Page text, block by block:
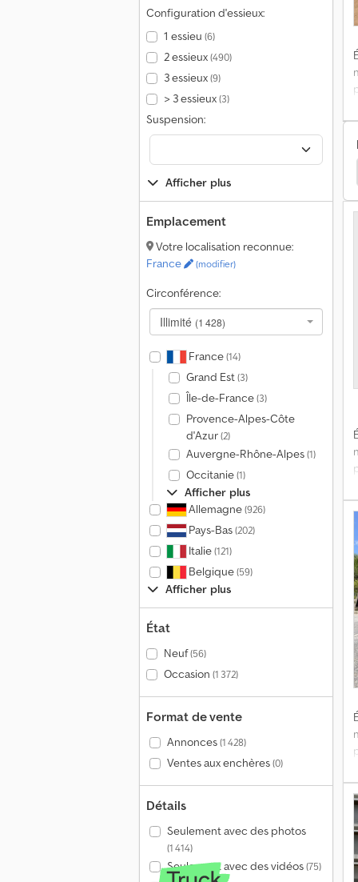
Configuration d'essieux:
1 essieu (6)
2 essieux(490)
3 essieux(9)
> 3 essieux(3)
Suspension:
Afficher plus
Emplacement
Votre localisation reconnue:
France
(modifier)
Circonférence:
Illimité (1 428)
France(14)
Grand Est(3)
Île-de-France(3)
Provence-Alpes-Côte
d'Azur(2)
Auvergne-Rhône-Alpes(1)
Occitanie(1)
Afficher plus
Allemagne(926)
Pays-Bas(202)
Italie(121)
Belgique(59)
Afficher plus
État
Neuf(56)
Occasion (1 372)
Format de vente
Annonces(1 428)
Ventes aux enchères(0)
Détails
Seulement avec des photos
(1 414)
Seulement avec des vidéos(75)